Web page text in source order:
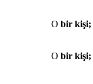
O bir kişi;
O bir kişi;